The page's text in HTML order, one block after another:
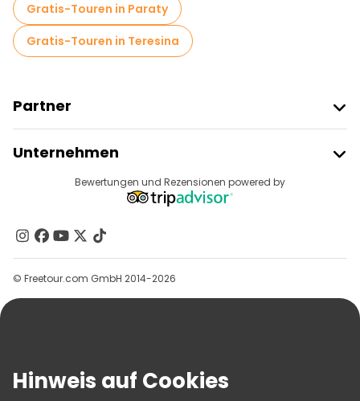
Gratis-Touren in Paraty
Gratis-Touren in Teresina
Partner
Anbieter-Anmeldung
Affiliate-Programm
Unternehmen
Reiseziele
Kontakt
Gruppen
Hilfe
AGB Und Rechtliches
Bewertungen und Rezensionen powered by
© Freetour.com GmbH 2014-2026
Hinweis auf Cookies